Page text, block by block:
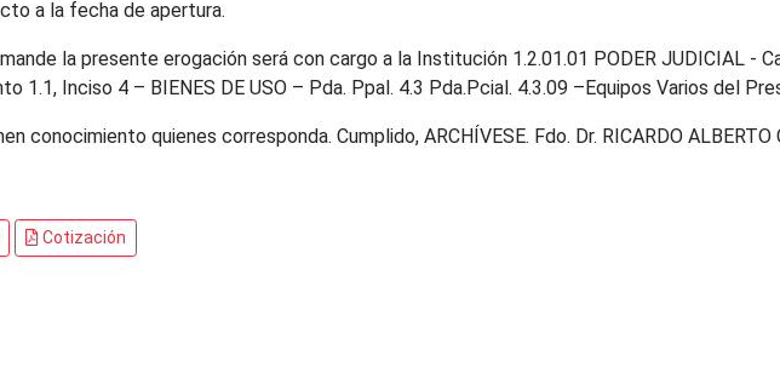
a la fecha de apertura.
la presente erogación será con cargo a la Institución 1.2.01.01 PODER JUDICIAL -
1.1, Inciso 4 – BIENES DE USO – Pda. Ppal. 4.3 Pda.Pcial. 4.3.09 –Equipos Varios del
conocimiento quienes corresponda. Cumplido, ARCHÍVESE. Fdo. Dr. RICARDO
Cotización